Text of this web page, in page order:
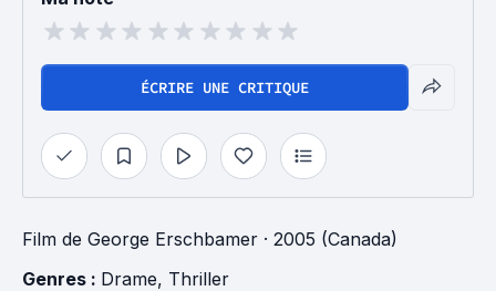
ÉCRIRE UNE CRITIQUE
Film de George Erschbamer · 2005 (Canada)
Genres : Drame, Thriller